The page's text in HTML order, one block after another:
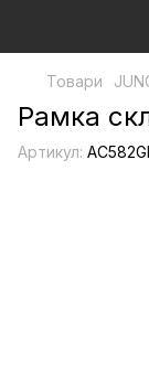
Товари
Рамка
Артикул: